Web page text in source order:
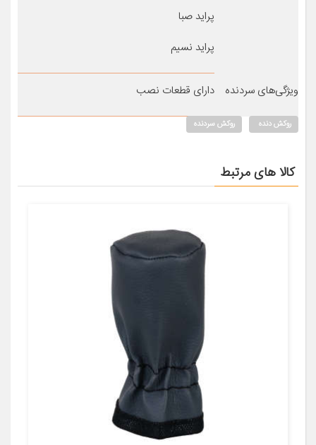
پراید صبا
پراید نسیم
ویژگی‌های سردنده دارای قطعات نصب
روکش دنده روکش سردنده
کالا های مرتبط